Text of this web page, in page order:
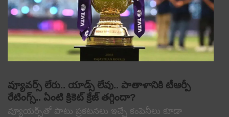
వ్యూవర్స్ లేరు.. యాడ్స్ లేవు.. పాతాళానికి టీఆర్పీ
రేటింగ్స్.. ఏంటి క్రికెట్ క్రేజ్ తగ్గిందా?
వ్యూయర్స్‌తో పాటు ప్రకటనలు ఇచ్చే కంపెనీలు కూడా